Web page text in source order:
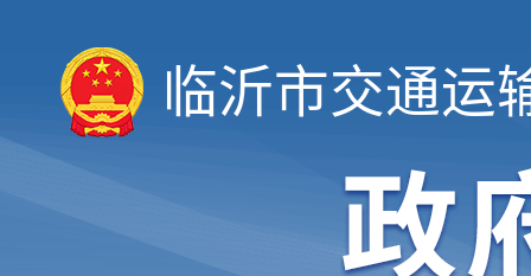
临沂市交通运